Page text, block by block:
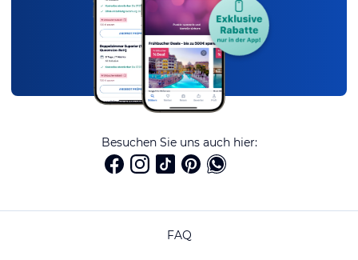
Besuchen Sie uns auch hier:
FAQ